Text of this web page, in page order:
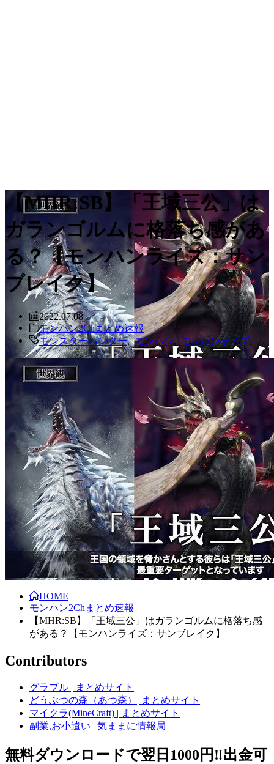
【MHR:SB】「王域三公」は
ガランゴルムに格落ち感があ
る？【モンハンライズ：サン
ブレイク】
2022.07.08
モンハン2Chまとめ速報
モンスターハンター,モンハン モンハンライズ
HOME
モンハン2Chまとめ速報
【MHR:SB】「王域三公」はガランゴルムに格落ち感
がある？【モンハンライズ：サンブレイク】
Contributors
グラブル | まとめサイト
どうぶつの森（あつ森）| まとめサイト
マイクラ(MineCraft) | まとめサイト
副業,お小遣い | 気ままに情報局
無料ダウンロードで翌日1000円‼️出金可